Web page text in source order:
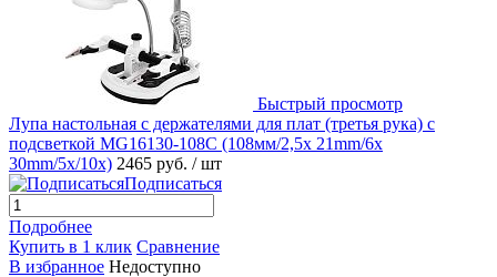
Быстрый просмотр
Лупа настольная с держателями для плат (третья рука) с
подсветкой MG16130-108C (108мм/2,5x 21mm/6x
30mm/5x/10x) 2465 руб. / шт
Подписаться
Подробнее
Купить в 1 клик Сравнение
В избранное Недоступно